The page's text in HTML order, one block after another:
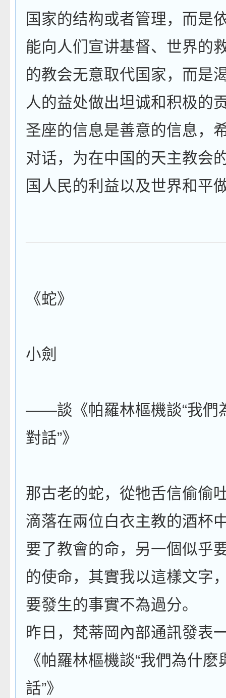
国家的结构或者管理，而是
能向人们宣讲基督、世界的
的教会无意取代国家，而是
人的益处做出坦诚和积极的
圣座的信息是善意的信息，
对话，为在中国的天主教会
国人民的利益以及世界和平
《蛇》
小劍
——談《帕羅林樞機談“我們
對話”》
那古老的蛇，從牠舌信偷偷
滴落在兩位白衣主教的酒杯
要了教會的命，另一個似乎
的使命，其實我以這樣文字
要發生的事實不為過分。
昨日，梵蒂岡內部通訊發表
《帕羅林樞機談“我們為什麽
話”》